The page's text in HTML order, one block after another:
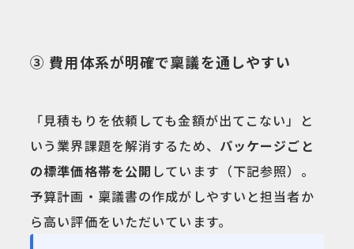
③ 費用体系が明確で稟議を通しやすい
「見積もりを依頼しても金額が出てこない」と
いう業界課題を解消するため、 パッケージごと
の標準価格帯を公開 しています（下記参照）。
予算計画・稟議書の作成がしやすいと担当者か
ら高い評価をいただいています。